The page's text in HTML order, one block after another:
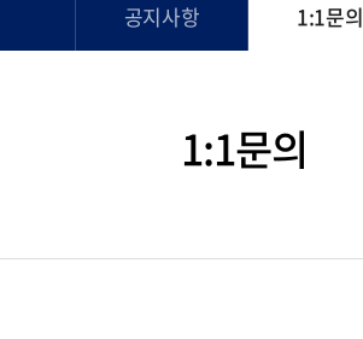
공지사항 1:1문의
1:1문의